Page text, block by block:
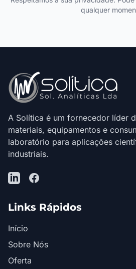
qualquer
A Solítica é um fornecedor líder
materiais, equipamentos e
laboratório para aplicações
industriais.
LinkedInFacebook
Links Rápidos
Início
Sobre Nós
Oferta